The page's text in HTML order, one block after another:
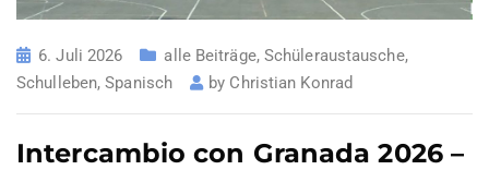
6. Juli 2026 alle Beiträge, Schüleraustausche,
Schulleben,Spanisch by Christian Konrad
Intercambio con Granada 2026 –